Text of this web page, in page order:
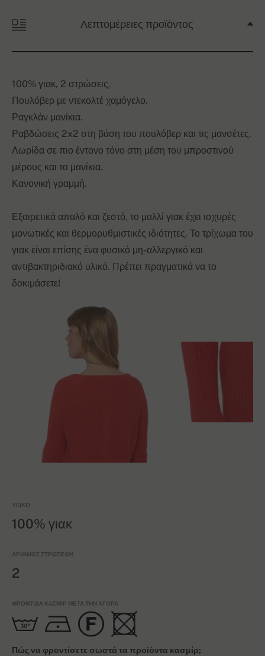
Λεπτομέρειες προϊόντος
100% γιακ, 2 στρώσεις.
Πουλόβερ με ντεκολτέ χαμόγελο.
Ραγκλάν μανίκια.
Ραβδώσεις 2x2 στη βάση του πουλόβερ και τις μανσέτες.
Λωρίδα σε πιο έντονο τόνο στη μέση του μπροστινού
μέρους και τα μανίκια.
Κανονική γραμμή.
Εξαιρετικά απαλό και ζεστό, το μαλλί γιακ έχει ισχυρές
μονωτικές και θερμορυθμιστικές ιδιότητες. Το τρίχωμα του
γιακ είναι επίσης ένα φυσικό μη-αλλεργικό και
αντιβακτηριδιακό υλικό. Πρέπει πραγματικά να το
δοκιμάσετε!
ΥΛΙΚΌ
100% γιακ
ΑΡΙΘΜΌΣ ΣΤΡΏΣΕΩΝ
2
ΦΡΟΝΤΊΔΑ ΚΑΣΜΊΡ ΜΕΤΆ ΤΗΝ ΑΓΟΡΆ
Πώς να φροντίσετε σωστά τα προϊόντα κασμίρ;